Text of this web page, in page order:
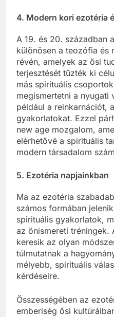
4. Modern kori ezotéria
A 19. és 20. században
különösen a teozófia és
révén, amelyek az ősi
terjesztését tűzték ki
más spirituális
megismertetni a nyugati
például a reinkarnációt,
gyakorlatokat. Ezzel
new age mozgalom,
elérhetővé a spirituális
modern társadalom
5. Ezotéria napjainkban
Ma az ezotéria
számos formában
spirituális gyakorlatok,
az önismereti tréningek.
keresik az olyan
túlmutatnak a
mélyebb, spirituális
kérdéseire.
Összességében az
emberiség ősi